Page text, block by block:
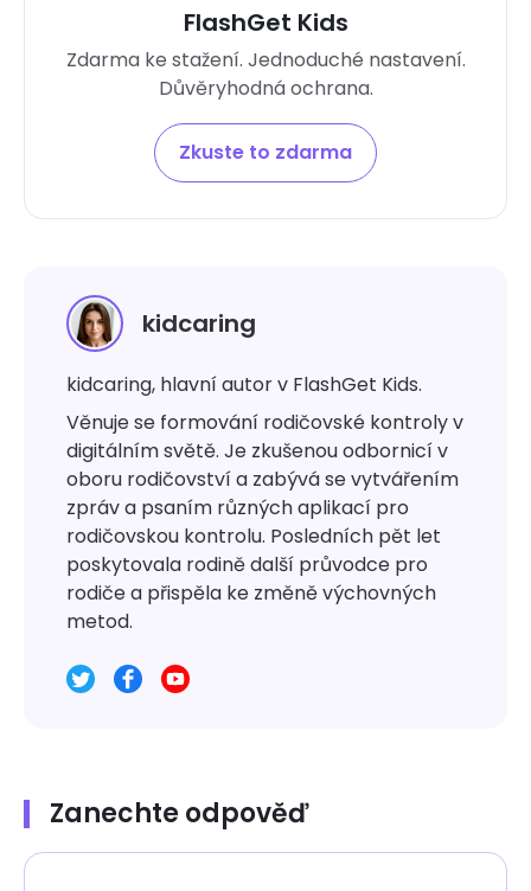
FlashGet Kids
Zdarma ke stažení. Jednoduché nastavení.
Důvěryhodná ochrana.
Zkuste to zdarma
kidcaring
kidcaring, hlavní autor v FlashGet Kids.
Věnuje se formování rodičovské kontroly v
digitálním světě. Je zkušenou odbornicí v
oboru rodičovství a zabývá se vytvářením
zpráv a psaním různých aplikací pro
rodičovskou kontrolu. Posledních pět let
poskytovala rodině další průvodce pro
rodiče a přispěla ke změně výchovných
metod.
Zanechte odpověď